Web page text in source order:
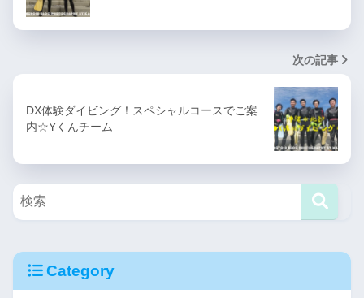
次の記事
DX体験ダイビング！スペシャルコースでご案
内☆Yくんチーム
Category